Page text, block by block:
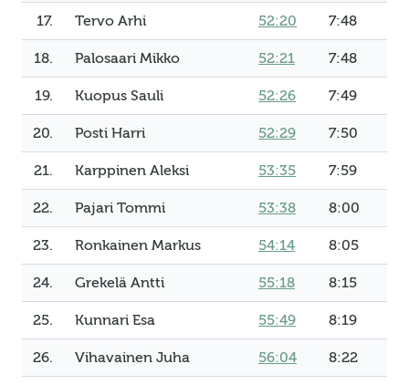
17. Tervo Arhi 52:20 7:48
18. Palosaari Mikko 52:21 7:48
19. Kuopus Sauli 52:26 7:49
20. Posti Harri 52:29 7:50
21. Karppinen Aleksi 53:35 7:59
22. Pajari Tommi 53:38 8:00
23. Ronkainen Markus 54:14 8:05
24. Grekelä Antti 55:18 8:15
25. Kunnari Esa 55:49 8:19
26. Vihavainen Juha 56:04 8:22